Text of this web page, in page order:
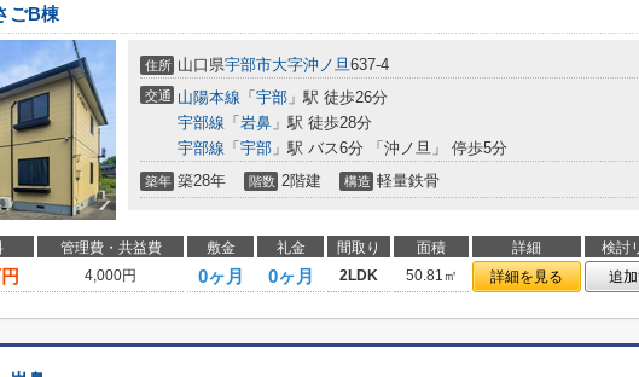
ごB棟
住所 山口県宇部市大字沖ノ旦637-4
交通 山陽本線 「 宇部 」駅 徒歩26分
宇部線 「 岩鼻 」駅 徒歩28分
宇部線 「 宇部 」駅 バス6分 「沖ノ旦」 停歩5分
築年 築28年 階数 2階建 構造 軽量鉄骨
管理費・共益費 敷金 礼金 間取り 面積 詳細
検討
4,000円 0ヶ月 0ヶ月 2LDK 50.81㎡ 詳細を見る 追